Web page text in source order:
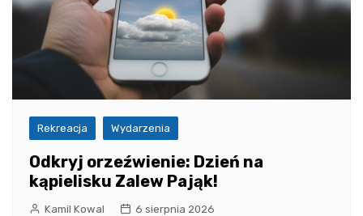
Rekreacja Wydarzenia
Odkryj orzeźwienie: Dzień na
kąpielisku Zalew Pająk!
Kamil Kowal 6 sierpnia 2026